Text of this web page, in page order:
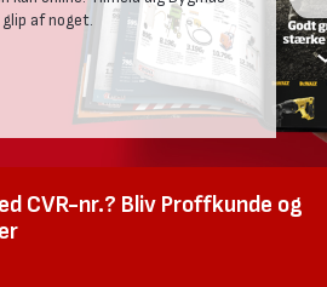
af noget.
CVR-nr.? Bliv Proffkunde og